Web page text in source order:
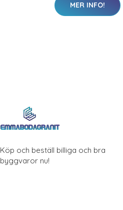
MER INFO!
Köp och beställ billiga och bra
byggvaror nu!